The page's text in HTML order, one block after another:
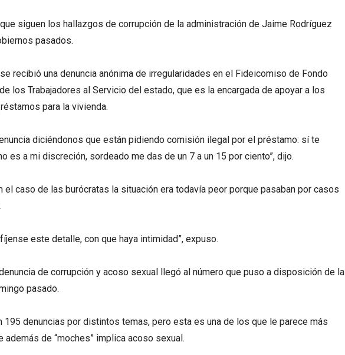
siguen los hallazgos de corrupción de la administración de Jaime Rodríguez
pasados.
recibió una denuncia anónima de irregularidades en el Fideicomiso de Fondo
los Trabajadores al Servicio del estado, que es la encargada de apoyar a los
para la vivienda.
diciéndonos que están pidiendo comisión ilegal por el préstamo: sí te
es a mi discreción, sordeado me das de un 7 a un 15 por ciento”, dijo.
el caso de las burócratas la situación era todavía peor porque pasaban por casos
este detalle, con que haya intimidad”, expuso.
de corrupción y acoso sexual llegó al número que puso a disposición de la
pasado.
195 denuncias por distintos temas, pero esta es una de los que le parece más
además de “moches” implica acoso sexual.